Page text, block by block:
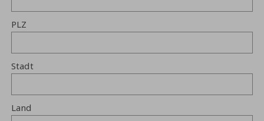
PLZ
Stadt
Land